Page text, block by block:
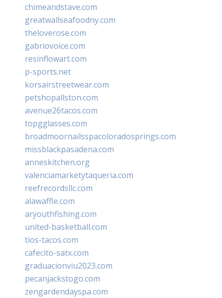
chimeandstave.com
greatwallseafoodny.com
theloverose.com
gabriovoice.com
resinflowart.com
p-sports.net
korsairstreetwear.com
petshopallston.com
avenue26tacos.com
topgglasses.com
broadmoornailsspacoloradosprings.com
missblackpasadena.com
anneskitchen.org
valenciamarketytaqueria.com
reefrecordsllc.com
alawaffle.com
aryouthfishing.com
united-basketball.com
tios-tacos.com
cafecito-satx.com
graduacionviu2023.com
pecanjackstogo.com
zengardendayspa.com